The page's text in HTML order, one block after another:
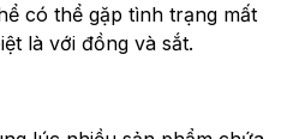
có thể gặp tình trạng mất
là với đồng và sắt.